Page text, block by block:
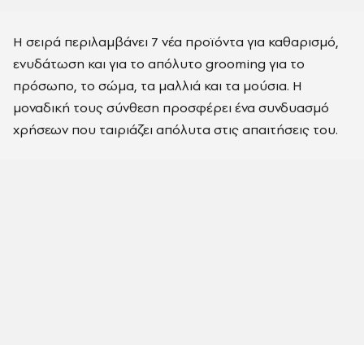
Η σειρά περιλαμβάνει 7 νέα προϊόντα για καθαρισμό,
ενυδάτωση και για το απόλυτο grooming για το
πρόσωπο, το σώμα, τα μαλλιά και τα μούσια. Η
μοναδική τους σύνθεση προσφέρει ένα συνδυασμό
χρήσεων που ταιριάζει απόλυτα στις απαιτήσεις του.